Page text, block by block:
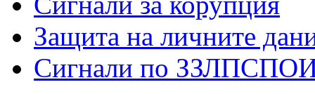
Защита на личните
Сигнали по